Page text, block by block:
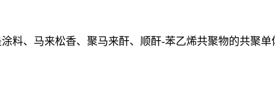
料、马来松香、聚马来酐、顺酐-苯乙烯共聚物的共聚